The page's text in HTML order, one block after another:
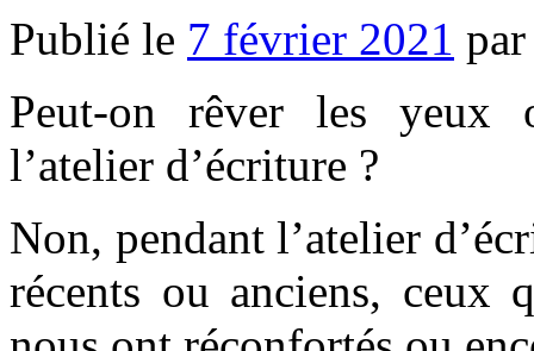
Publié le 7 février 2021 par
Peut-on rêver les yeux
l’atelier d’écriture ?
Non, pendant l’atelier
récents ou anciens,